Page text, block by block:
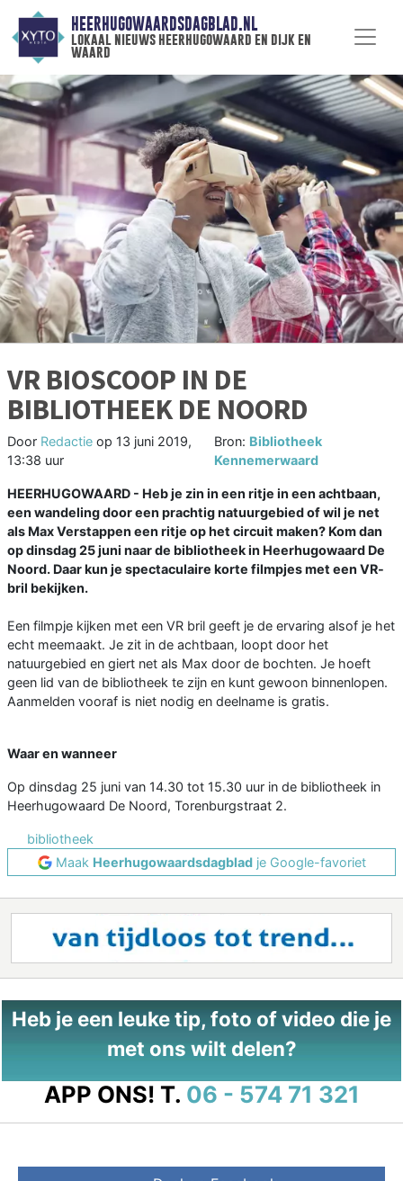
HEERHUGOWAARDSDAGBLAD.NL
lokaal nieuws heerhugowaard en dijk en
waard
VR BIOSCOOP IN DE
BIBLIOTHEEK DE NOORD
Door Redactie op 13 juni 2019,
13:38 uur
Bron: Bibliotheek
Kennemerwaard
HEERHUGOWAARD - Heb je zin in een ritje in een achtbaan,
een wandeling door een prachtig natuurgebied of wil je net
als Max Verstappen een ritje op het circuit maken? Kom dan
op dinsdag 25 juni naar de bibliotheek in Heerhugowaard De
Noord. Daar kun je spectaculaire korte filmpjes met een VR-
bril bekijken.
Een filmpje kijken met een VR bril geeft je de ervaring alsof je het
echt meemaakt. Je zit in de achtbaan, loopt door het
natuurgebied en giert net als Max door de bochten. Je hoeft
geen lid van de bibliotheek te zijn en kunt gewoon binnenlopen.
Aanmelden vooraf is niet nodig en deelname is gratis.
Waar en wanneer
Op dinsdag 25 juni van 14.30 tot 15.30 uur in de bibliotheek in
Heerhugowaard De Noord, Torenburgstraat 2.
bibliotheek
Maak Heerhugowaardsdagbladje Google-favoriet
Heb je een leuke tip, foto of video die je
met ons wilt delen?
APP ONS! T. 06 - 574 71 321